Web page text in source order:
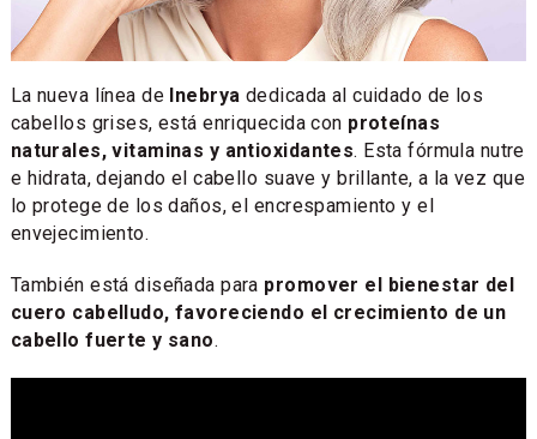
La nueva línea de Inebrya dedicada al cuidado de los
cabellos grises, está enriquecida con proteínas
naturales, vitaminas y antioxidantes. Esta fórmula nutre
e hidrata, dejando el cabello suave y brillante, a la vez que
lo protege de los daños, el encrespamiento y el
envejecimiento.
También está diseñada para promover el bienestar del
cuero cabelludo, favoreciendo el crecimiento de un
cabello fuerte y sano.